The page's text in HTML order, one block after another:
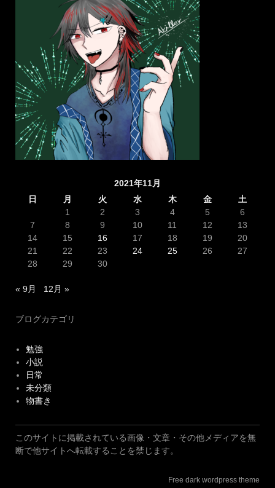
2021年11月
日
月 火 水 木 金
土
1
2 3 4 5
6
7
8 9 10 11 12
13
14
15 16 17 18 19
20
21
22 23 24 25 26
27
28
29 30
« 9月 12月 »
ブログカテゴリ
勉強
小説
日常
未分類
物書き
このサイトに掲載されている画像・文章・その他メディアを無
断で他サイトへ転載することを禁じます。
Free dark wordpress theme